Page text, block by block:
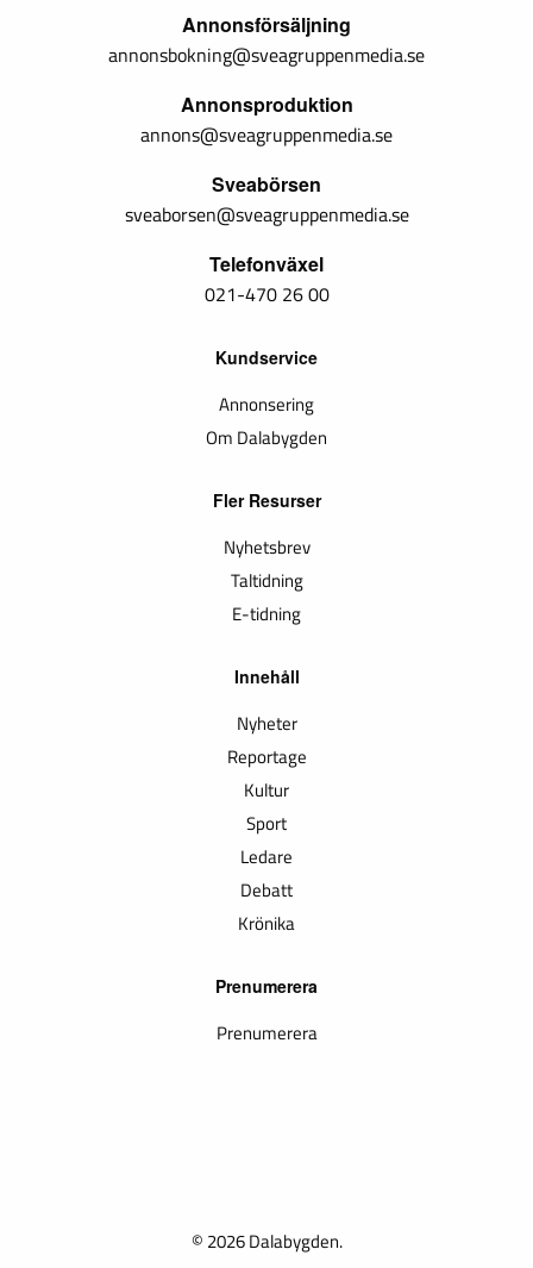
Annonsförsäljning
annonsbokning@sveagruppenmedia.se
Annonsproduktion
annons@sveagruppenmedia.se
Sveabörsen
sveaborsen@sveagruppenmedia.se
Telefonväxel
021-470 26 00
Kundservice
Annonsering
Om Dalabygden
Fler Resurser
Nyhetsbrev
Taltidning
E-tidning
Innehåll
Nyheter
Reportage
Kultur
Sport
Ledare
Debatt
Krönika
Prenumerera
Prenumerera
© 2026 Dalabygden.